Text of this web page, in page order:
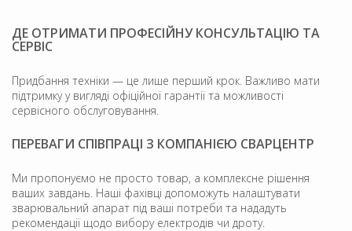
ДЕ ОТРИМАТИ ПРОФЕСІЙНУ КОНСУЛЬТАЦІЮ ТА
СЕРВІС
Придбання техніки — це лише перший крок. Важливо мати
підтримку у вигляді офіційної гарантії та можливості
сервісного обслуговування.
ПЕРЕВАГИ СПІВПРАЦІ З КОМПАНІЄЮ СВАРЦЕНТР
Ми пропонуємо не просто товар, а комплексне рішення
ваших завдань. Наші фахівці допоможуть налаштувати
зварювальний апарат під ваші потреби та нададуть
рекомендації щодо вибору електродів чи дроту.